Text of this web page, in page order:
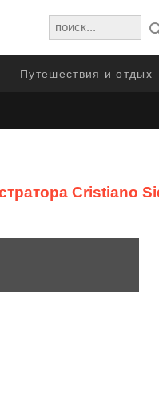
Путешествия и отдых
Cristiano